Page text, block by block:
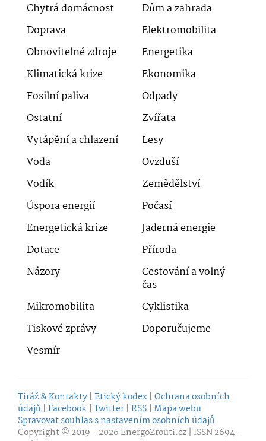
Chytrá domácnost
Dům a zahrada
Doprava
Elektromobilita
Obnovitelné zdroje
Energetika
Klimatická krize
Ekonomika
Fosilní paliva
Odpady
Ostatní
Zvířata
Vytápění a chlazení
Lesy
Voda
Ovzduší
Vodík
Zemědělství
Úspora energií
Počasí
Energetická krize
Jaderná energie
Dotace
Příroda
Názory
Cestování a volný
čas
Mikromobilita
Cyklistika
Tiskové zprávy
Doporučujeme
Vesmír
Tiráž & Kontakty | Etický kodex | Ochrana osobních
údajů | Facebook | Twitter | RSS | Mapa webu
Spravovat souhlas s nastavením osobních údajů
Copyright © 2019 - 2026EnergoZrouti.cz | ISSN 2694-